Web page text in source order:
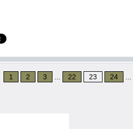
1 2 3 22 23 24